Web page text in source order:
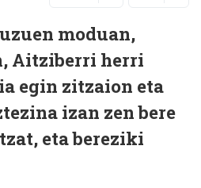
moduan,
Aitziberri herri
egin zitzaion eta
izan zen bere
eta bereziki